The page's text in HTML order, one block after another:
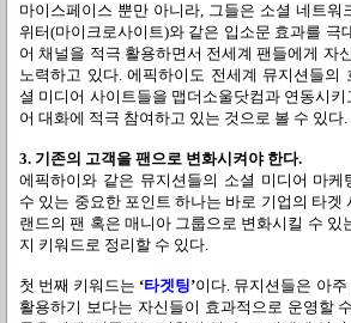
마이스페이스 뿐만 아니라, 그들은 소셜 네트워
위터(마이크로사이트)와 같은 입소문 효과를 극
어 채널을 적극 활용하면서 전세계 팬들에게 자
노력하고 있다. 에픽하이도 전세계 뮤지션들의
셜 미디어 사이트들을 맵더소울닷컴과 연동시키
어 대화에 적극 참여하고 있는 것으로 볼 수 있다.
3. 기존의 고객을 팬으로 변화시켜야 한다.
에픽하이와 같은 뮤지션들의 소셜 미디어 마케
수 있는 중요한 포인트 하나는 바로 기업의 타겟
랜드의 팬 혹은 매니아 그룹으로 변화시킬 수 있
지 키워드로 정리할 수 있다.
첫 번째 키워드는 ‘타겟팅’이다. 뮤지션들은 아
활용하기 보다는 자신들이 효과적으로 운영할